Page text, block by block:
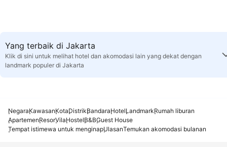
Yang terbaik di Jakarta
Klik di sini untuk melihat hotel dan akomodasi lain yang dekat dengan
landmark populer di Jakarta
NegaraKawasanKotaDistrikBandaraHotelLandmarkRumah liburan
ApartemenResorVilaHostelB&BGuest House
Tempat istimewa untuk menginapUlasanTemukan akomodasi bulanan